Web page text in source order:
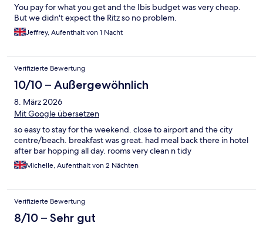
You pay for what you get and the Ibis budget was very cheap.
But we didn't expect the Ritz so no problem.
Jeffrey, Aufenthalt von 1 Nacht
Verifizierte Bewertung
10/10 – Außergewöhnlich
8. März 2026
Mit Google übersetzen
so easy to stay for the weekend. close to airport and the city
centre/beach. breakfast was great. had meal back there in hotel
after bar hopping all day. rooms very clean n tidy
Michelle, Aufenthalt von 2 Nächten
Verifizierte Bewertung
8/10 – Sehr gut